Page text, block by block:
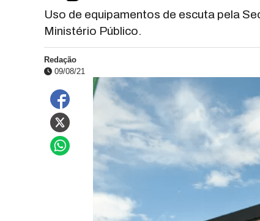
Uso de equipamentos de escuta pela
Ministério Público.
Redação
09/08/21